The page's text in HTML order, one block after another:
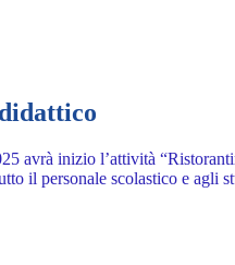
avrà inizio l’attività
il personale scolastico e agli